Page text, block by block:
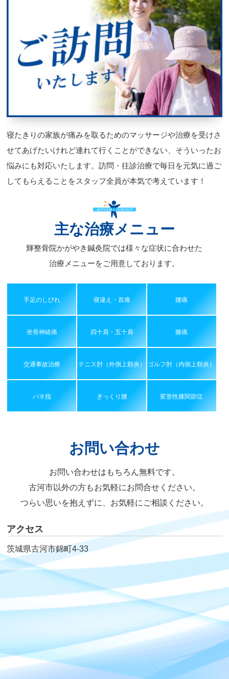
寝たきりの家族が痛みを取るためのマッサージや治療を受けさ
せてあげたいけれど連れて行くことができない、そういったお
悩みにも対応いたします。訪問・往診治療で毎日を元気に過ご
してもらえることをスタッフ全員が本気で考えています！
主な治療メニュー
輝整骨院かがやき鍼灸院では様々な症状に合わせた
治療メニューをご用意しております。
手足のしびれ 寝違え・首痛 腰痛
坐骨神経痛 四十肩・五十肩 膝痛
交通事故治療 テニス肘（外側上顆炎） ゴルフ肘（内側上顆炎）
バネ指 ぎっくり腰 変形性膝関節症
お問い合わせ
お問い合わせはもちろん無料です。
古河市以外の方もお気軽にお問合せください。
つらい思いを抱えずに、お気軽にご相談ください。
アクセス
茨城県古河市錦町4-33